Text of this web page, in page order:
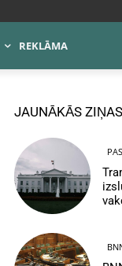
REKLĀMA
JAUNĀKĀS ZIŅAS